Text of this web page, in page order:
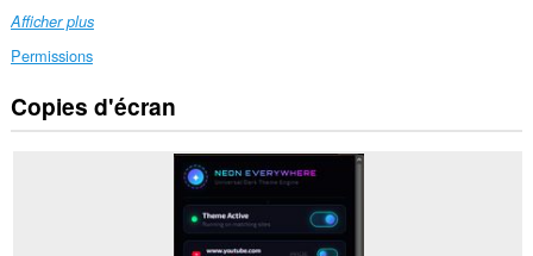
Afficher plus
Permissions
Cette
extension
Copies d'écran